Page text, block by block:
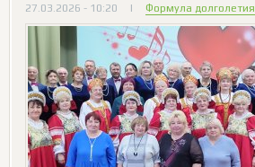
27.03.2026 - 10:20 | Формула долголетия